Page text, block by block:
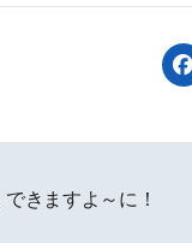
きますよ～に！